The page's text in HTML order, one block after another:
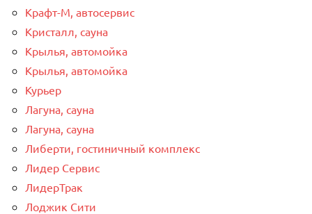
Крафт-М, автосервис
Кристалл, сауна
Крылья, автомойка
Крылья, автомойка
Курьер
Лагуна, сауна
Лагуна, сауна
Либерти, гостиничный комплекс
Лидер Сервис
ЛидерТрак
Лоджик Сити